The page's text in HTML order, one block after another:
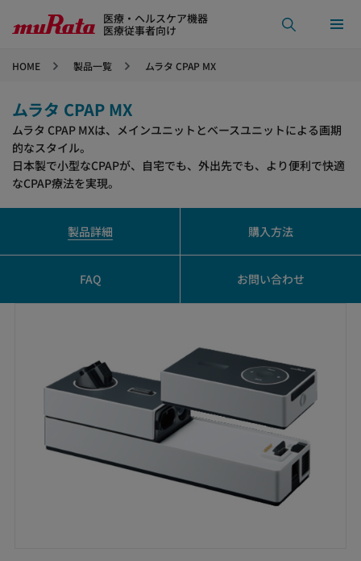
医療・ヘルスケア機器
医療従事者向け
HOME 製品一覧 ムラタ CPAP MX
ムラタ CPAP MX
ムラタ CPAP MXは、メインユニットとベースユニットによる画期
的なスタイル。
日本製で小型なCPAPが、自宅でも、外出先でも、より便利で快適
なCPAP療法を実現。
製品詳細 購入方法
FAQ お問い合わせ